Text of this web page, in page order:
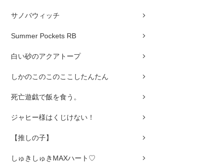
サノバウィッチ
Summer Pockets RB
白い砂のアクアトープ
しかのこのこのここしたんたん
死亡遊戯で飯を食う。
ジャヒー様はくじけない！
【推しの子】
しゅきしゅきMAXハート♡